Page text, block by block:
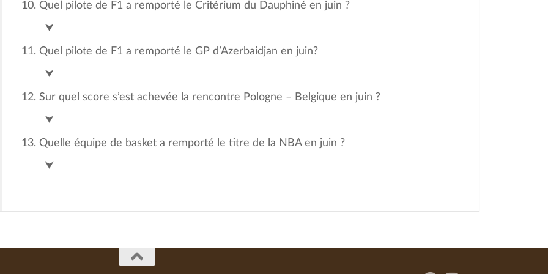
Quel pilote de F1 a remporté le Critérium du Dauphiné en juin ?
Primoz Roglic
⮟
Quel pilote de F1 a remporté le GP d’Azerbaidjan en juin?
Max Verstappen
⮟
Sur quel score s’est achevée la rencontre Pologne – Belgique en juin ?
0-1
⮟
Quelle équipe de basket a remporté le titre de la NBA en juin ?
Warriors de Golden State
⮟